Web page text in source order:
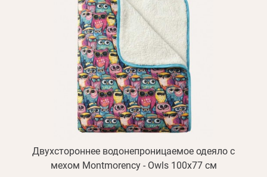
Двухстороннее водонепроницаемое одеяло с
мехом Montmorency - Owls 100х77 см